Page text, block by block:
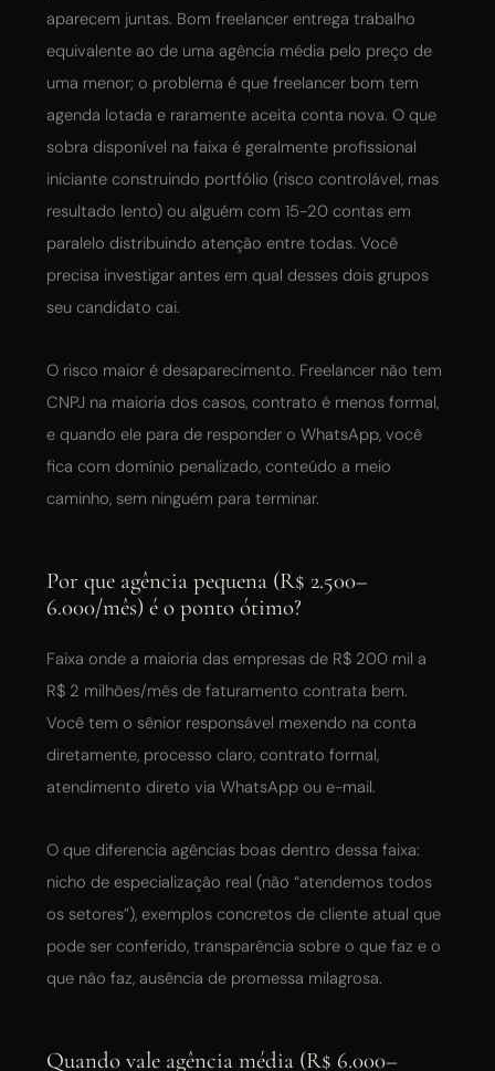
aparecem juntas. Bom freelancer entrega trabalho
equivalente ao de uma agência média pelo preço de
uma menor; o problema é que freelancer bom tem
agenda lotada e raramente aceita conta nova. O que
sobra disponível na faixa é geralmente profissional
iniciante construindo portfólio (risco controlável, mas
resultado lento) ou alguém com 15-20 contas em
paralelo distribuindo atenção entre todas. Você
precisa investigar antes em qual desses dois grupos
seu candidato cai.
O risco maior é desaparecimento. Freelancer não tem
CNPJ na maioria dos casos, contrato é menos formal,
e quando ele para de responder o WhatsApp, você
fica com domínio penalizado, conteúdo a meio
caminho, sem ninguém para terminar.
Por que agência pequena (R$ 2.500–
6.000/mês) é o ponto ótimo?
Faixa onde a maioria das empresas de R$ 200 mil a
R$ 2 milhões/mês de faturamento contrata bem.
Você tem o sênior responsável mexendo na conta
diretamente, processo claro, contrato formal,
atendimento direto via WhatsApp ou e-mail.
O que diferencia agências boas dentro dessa faixa:
nicho de especialização real (não “atendemos todos
os setores”), exemplos concretos de cliente atual que
pode ser conferido, transparência sobre o que faz e o
que não faz, ausência de promessa milagrosa.
Quando vale agência média (R$ 6.000–